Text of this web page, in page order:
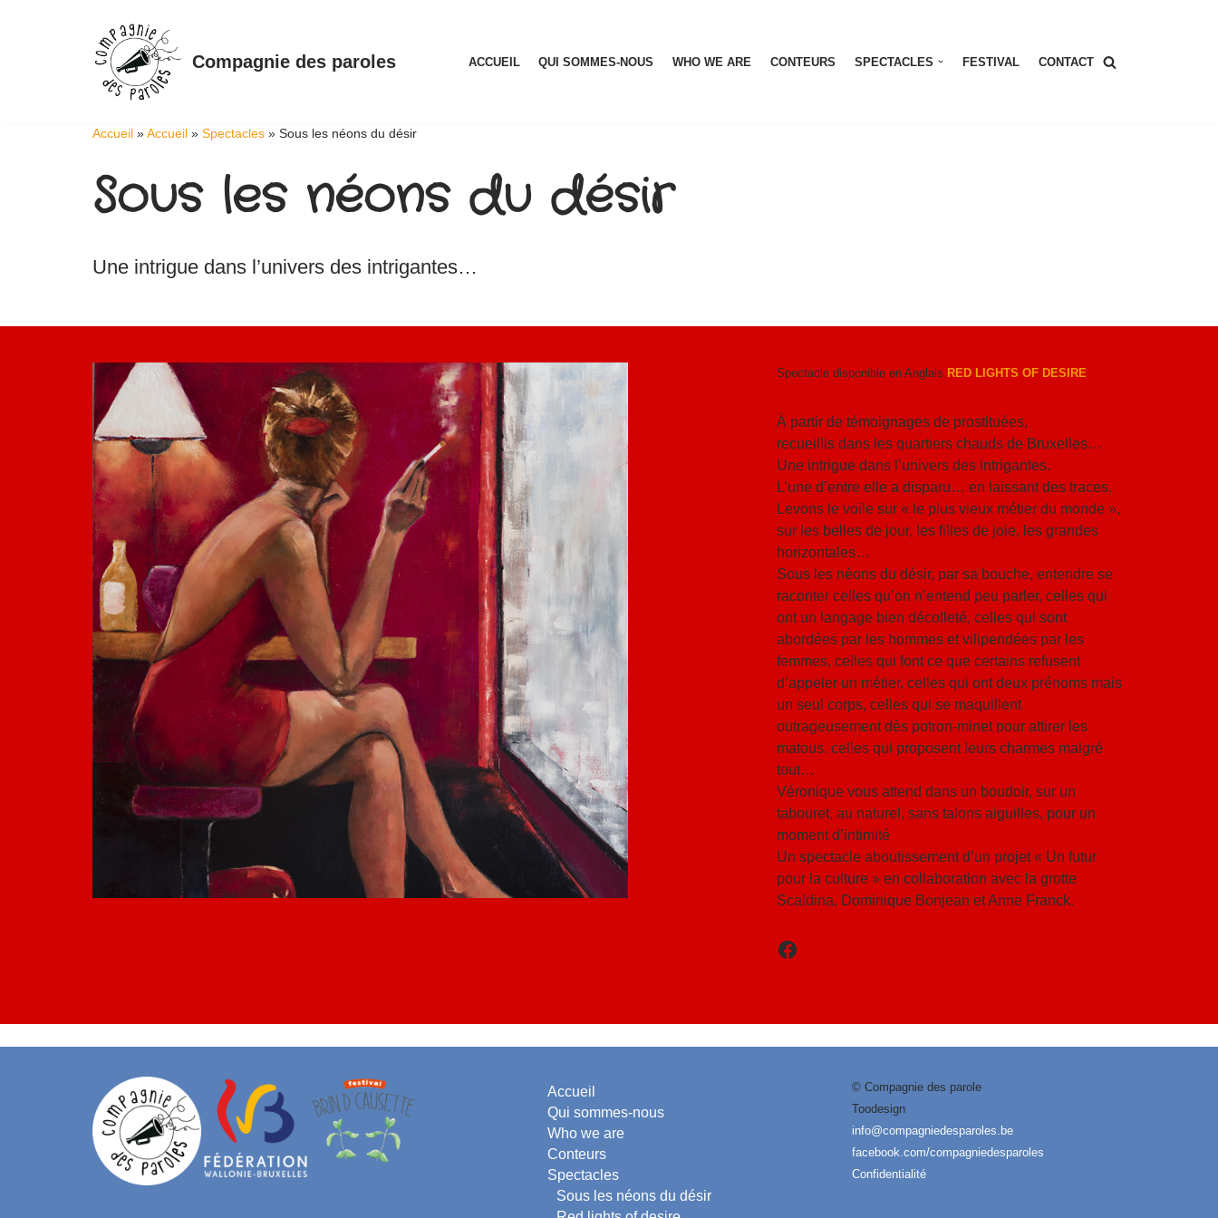
Compagnie des paroles ACCUEIL QUI SOMMES-NOUS WHO WE ARE CONTEURS SPECTACLES FESTIVAL CONTACT
Accueil » Accueil » Spectacles » Sous les néons du désir
Sous les néons du désir
Une intrigue dans l’univers des intrigantes…
Spectacle disponible en Anglais RED LIGHTS OF DESIRE
À partir de témoignages de prostituées,
recueillis dans les quartiers chauds de Bruxelles…
Une intrigue dans l’univers des intrigantes.
L’une d’entre elle a disparu… en laissant des traces.
Levons le voile sur « le plus vieux métier du monde »,
sur les belles de jour, les filles de joie, les grandes
horizontales…
Sous les néons du désir, par sa bouche, entendre se
raconter celles qu’on n’entend peu parler, celles qui
ont un langage bien décolleté, celles qui sont
abordées par les hommes et vilipendées par les
femmes, celles qui font ce que certains refusent
d’appeler un métier, celles qui ont deux prénoms mais
un seul corps, celles qui se maquillent
outrageusement dès potron-minet pour attirer les
matous. celles qui proposent leurs charmes malgré
tout…
Véronique vous attend dans un boudoir, sur un
tabouret, au naturel, sans talons aiguilles, pour un
moment d’intimité
Un spectacle aboutissement d’un projet « Un futur
pour la culture » en collaboration avec la grotte
Scaldina, Dominique Bonjean et Anne Franck.
Accueil
Qui sommes-nous
Who we are
Conteurs
Spectacles
Sous les néons du désir
© Compagnie des parole
Toodesign
info@compagniedesparoles.be
facebook.com/compagniedesparoles
Confidentialité